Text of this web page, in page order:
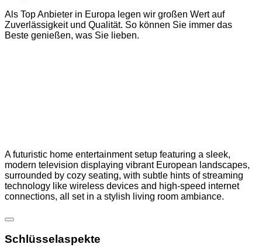
Als Top Anbieter in Europa legen wir großen Wert auf
Zuverlässigkeit und Qualität. So können Sie immer das
Beste genießen, was Sie lieben.
A futuristic home entertainment setup featuring a sleek,
modern television displaying vibrant European landscapes,
surrounded by cozy seating, with subtle hints of streaming
technology like wireless devices and high-speed internet
connections, all set in a stylish living room ambiance.
Schlüsselaspekte